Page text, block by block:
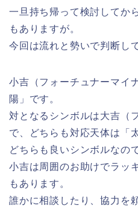
一旦持ち帰って検討してか
もありますが。
今回は流れと勢いで判断し
小吉（フォーチュナーマイ
陽」です。
対となるシンボルは大吉（
で、どちらも対応天体は「
どちらも良いシンボルなの
小吉は周囲のお助けでラッ
もあります。
誰かに相談したり、協力を